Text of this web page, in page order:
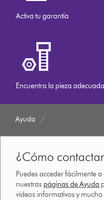
Activa tu garantía
Encuentra la pieza adecuada
Ayuda
¿Cómo
Puedes acceder fácilmente
nuestras páginas de Ayuda
vídeos informativos y mucho